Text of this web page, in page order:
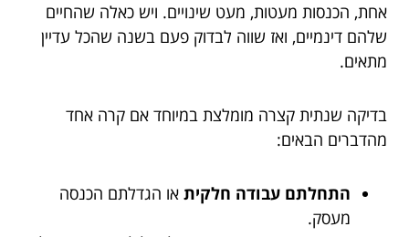
אחת, הכנסות מעטות, מעט שינויים. ויש כאלה שהחיים
שלהם דינמיים, ואז שווה לבדוק פעם בשנה שהכל עדיין
מתאים.
בדיקה שנתית קצרה מומלצת במיוחד אם קרה אחד
מהדברים הבאים:
התחלתם עבודה חלקית או הגדלתם הכנסה
מעסק.